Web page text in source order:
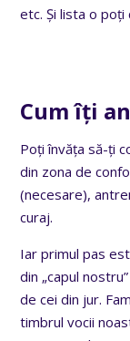
etc. Și lista o poți
Cum îți
Poți învăța să-ți
din zona de
(necesare),
curaj.
Iar primul pas
din „capul
de cei din jur.
timbrul vocii